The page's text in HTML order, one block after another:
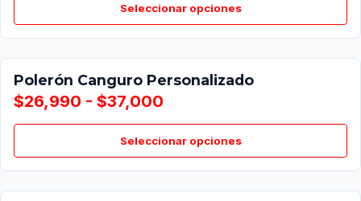
Seleccionar opciones
Polerón Canguro Personalizado
$26,990 - $37,000
Seleccionar opciones